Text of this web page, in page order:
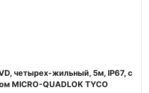
четырех-жильный, 5м, IP67, с
MICRO-QUADLOK TYCO